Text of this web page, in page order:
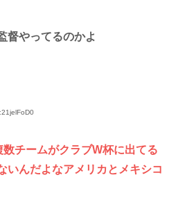
督やってるのかよ
チームがクラブW杯に出てる
いんだよなアメリカとメキシコ